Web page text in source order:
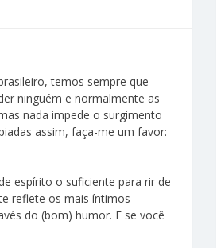
temos sempre que
ninguém e normalmente as
nada impede o surgimento
assim, faça-me um favor:
espírito o suficiente para rir de
reflete os mais íntimos
do (bom) humor. E se você